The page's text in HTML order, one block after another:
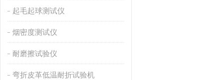
起毛起球测试仪
烟密度测试仪
耐磨擦试验仪
弯折皮革低温耐折试验机